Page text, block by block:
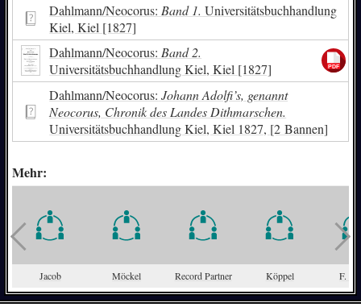
Dahlmann/Neocorus: Band 1. Universitätsbuchhandlung
Kiel, Kiel [1827]
Dahlmann/Neocorus: Band 2.
Universitätsbuchhandlung Kiel, Kiel [1827]
Dahlmann/Neocorus: Johann Adolfi’s, genannt
Neocorus, Chronik des Landes Dithmarschen.
Universitätsbuchhandlung Kiel, Kiel 1827, [2 Bannen]
Mehr:
Jacob Möckel Record Partner Köppel F.